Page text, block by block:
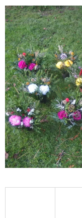
produktu
je
0,0
z
5
hvězdiček.